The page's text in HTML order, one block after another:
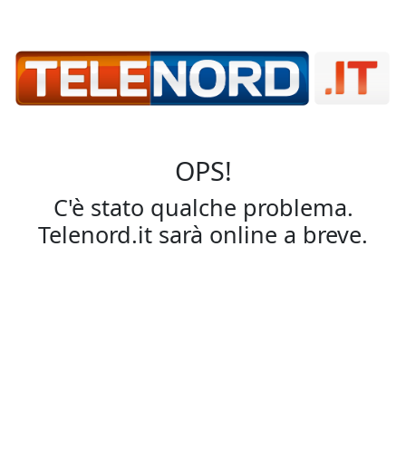
OPS!
C'è stato qualche problema.
Telenord.it sarà online a breve.